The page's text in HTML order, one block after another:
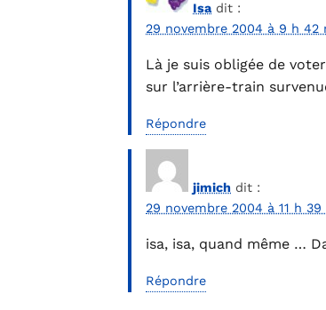
Isa dit :
29 novembre 2004 à 9 h 42
Là je suis obligée de
sur l’arrière-train
Répondre
jimich dit :
29 novembre 2004 à 11 h 39
isa, isa, quand même …
Répondre